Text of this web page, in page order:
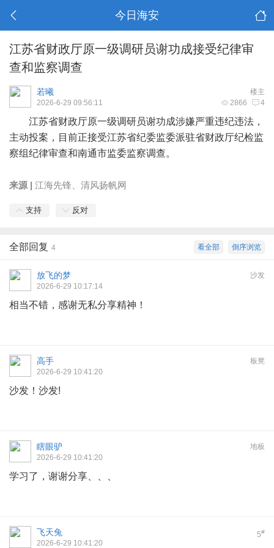
今日海安
江苏省财政厅原一级调研员谢功成接受纪律审
查和监察调查
楼主
若曦
2866 4
2026-6-29 09:56:11
江苏省财政厅原一级调研员谢功成涉嫌严重违纪违法，
主动投案，目前正接受江苏省纪委监委派驻省财政厅纪检监
察组纪律审查和南通市监委监察调查。
来源 | 江海先锋、清风扬帆网
支持 反对
倒序浏览
看全部
全部回复 4
沙发
放飞的梦
2026-6-29 10:17:14
相当不错，感谢无私分享精神！
板凳
高手
2026-6-29 10:41:20
沙发！沙发!
地板
瞎眼驴
2026-6-29 10:41:20
学习了，谢谢分享、、、
5#
飞天兔
2026-6-29 10:41:20